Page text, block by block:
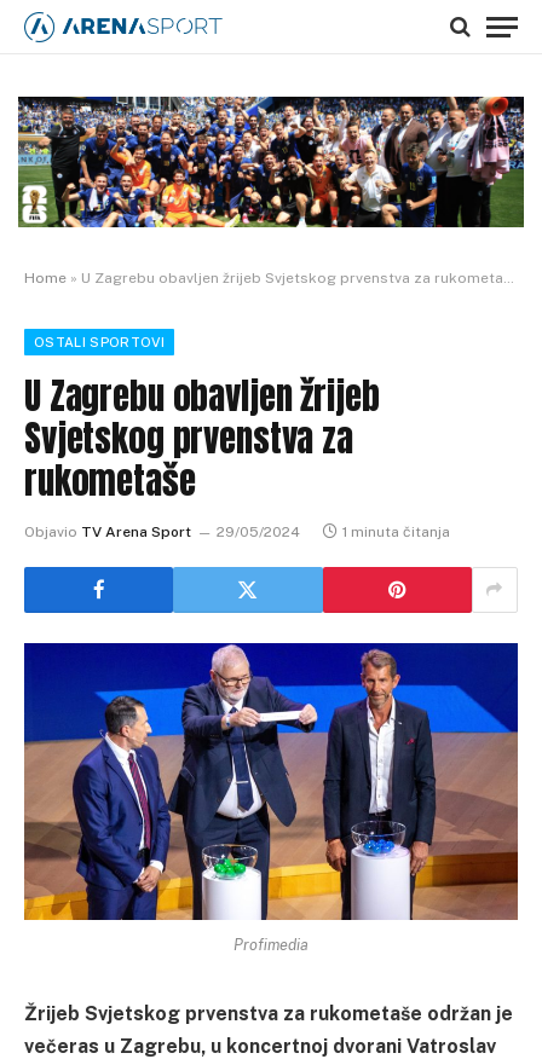
Home » U Zagrebu obavljen žrijeb Svjetskog prvenstva za rukometaše
OSTALI SPORTOVI
U Zagrebu obavljen žrijeb
Svjetskog prvenstva za
rukometaše
Objavio TV Arena Sport 29/05/2024 1 minuta čitanja
Profimedia
Žrijeb Svjetskog prvenstva za rukometaše održan je
večeras u Zagrebu, u koncertnoj dvorani Vatroslav